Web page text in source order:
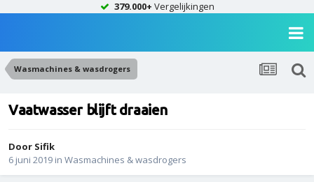
379.000+ Vergelijkingen
Wasmachines & wasdrogers
Vaatwasser blijft draaien
Door Sifik
6 juni 2019 in Wasmachines & wasdrogers